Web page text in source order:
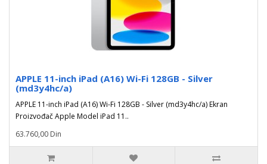
APPLE 11-inch iPad (A16) Wi-Fi 128GB - Silver
(md3y4hc/a)
APPLE 11-inch iPad (A16) Wi-Fi 128GB - Silver (md3y4hc/a) Ekran
Proizvođač Apple Model iPad 11..
63.760,00 Din